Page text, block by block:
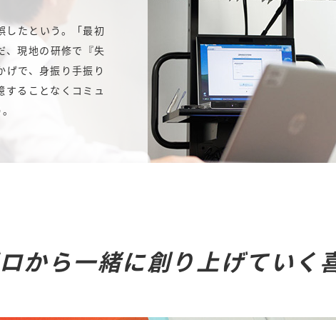
したという。「最初
、現地の研修で『失
げで、身振り手振り
することなくコミュ
から一緒に創り上げていく